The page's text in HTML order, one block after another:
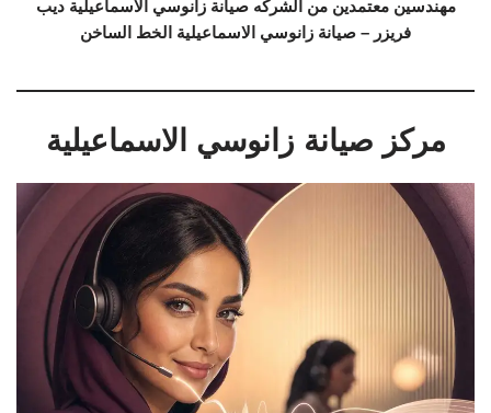
مهندسين معتمدين من الشركه صيانة زانوسي الاسماعيلية ديب
فريزر – صيانة زانوسي الاسماعيلية الخط الساخن
مركز صيانة زانوسي الاسماعيلية